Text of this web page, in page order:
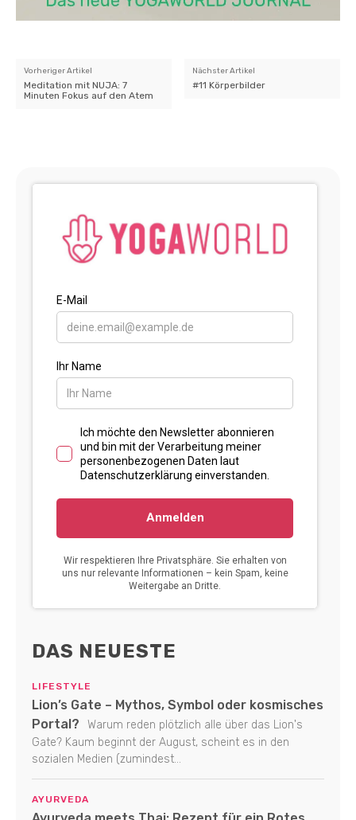
Vorheriger Artikel
Meditation mit NUJA: 7
Minuten Fokus auf den Atem
Nächster Artikel
#11 Körperbilder
DAS NEUESTE
LIFESTYLE
Lion’s Gate – Mythos, Symbol oder kosmisches
Portal?
Warum reden plötzlich alle über das Lion's
Gate? Kaum beginnt der August, scheint es in den
sozialen Medien (zumindest...
AYURVEDA